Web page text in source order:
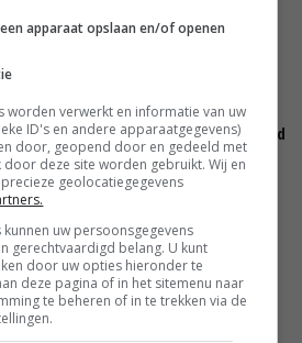
wil ‘standaard neerzetten die als
stopt bij Vee&Logistiek Nederland
06:00
importeisen voor pootgoed aan
zebrachipbacterie
16:25
apparaat opslaan en/of openen
worden verwerkt en informatie van uw
ID's en andere apparaatgegevens)
door, geopend door en gedeeld met
deze site worden gebruikt. Wij en
geolocatiegegevens
uw persoonsgegevens
gerechtvaardigd belang. U kunt
door uw opties hieronder te
deze pagina of in het sitemenu naar
te beheren of in te trekken via de